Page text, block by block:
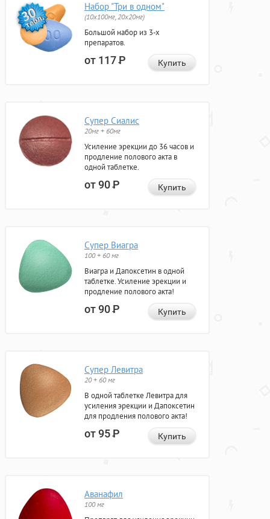
Набор "Три в одном"
(10x100мг, 20x20мг)
Большой набор из 3-х
препаратов.
от 117Р Купить
Супер Сиалис
20мг + 60мг
Усиление эрекции до 36 часов и
продление полового акта в
одной таблетке.
от 90Р Купить
Супер Виагра
100 + 60 мг
Виагра и Дапоксетин в одной
таблетке. Усиление эрекции и
продление полового акта!
от 90Р Купить
Супер Левитра
20 + 60 мг
В одной таблетке Левитра для
усиления эрекции и Дапоксетин
для продления полового акта!
от 95Р Купить
Аванафил
100 мг